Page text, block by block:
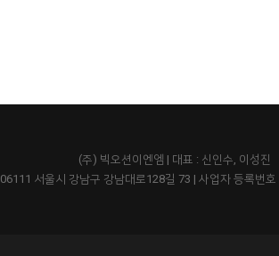
(주) 빅오션이엔엠 | 대표 : 신인수, 이성진
06111 서울시 강남구 강남대로128길 73 | 사업자 등록번